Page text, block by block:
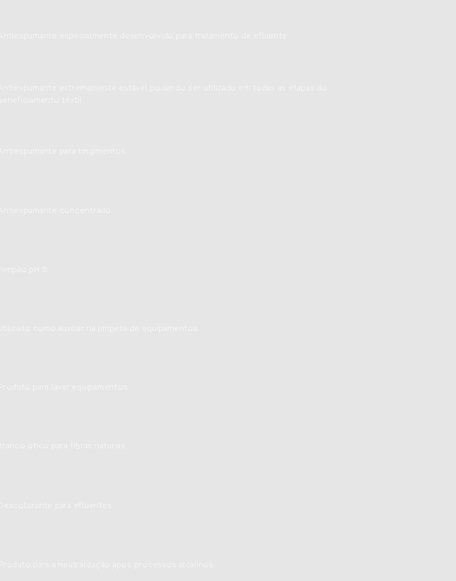
Antiespumante especialmente desenvolvido para tratamento de efluente.
Antiespumante extremamente estável podendo ser utilizado em todas as etapas do
beneficiamento têxtil.
Antiespumante para tingimentos.
Antiespumante concentrado.
Tampão pH 5.
Utilizado como auxiliar na limpeza de equipamentos.
Produto para lavar equipamentos.
Branco ótico para fibras naturais.
Descolorante para efluentes.
Produto para a neutralização após processos alcalinos.